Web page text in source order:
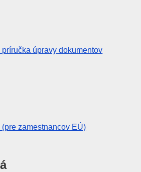
úpravy dokumentov
zamestnancov EÚ)